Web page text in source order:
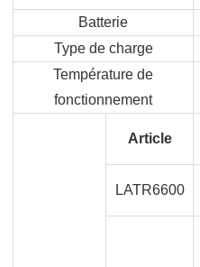
Batterie
Type de charge
Température de
fonctionnement
Article
LATR6600